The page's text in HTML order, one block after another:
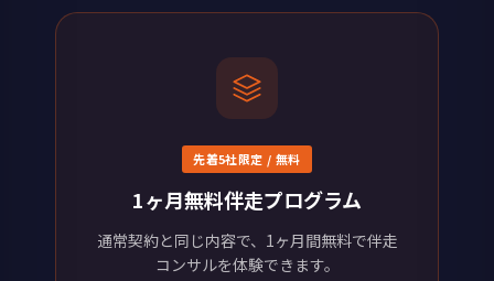
先着5社限定 / 無料
1ヶ月無料伴走プログラム
通常契約と同じ内容で、1ヶ月間無料で伴走
コンサルを体験できます。